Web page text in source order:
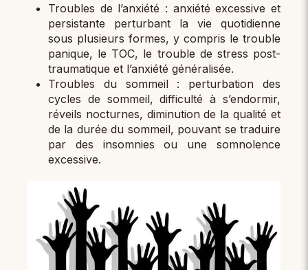
Troubles de l’anxiété : anxiété excessive et
persistante perturbant la vie quotidienne
sous plusieurs formes, y compris le trouble
panique, le TOC, le trouble de stress post-
traumatique et l’anxiété généralisée.
Troubles du sommeil : perturbation des
cycles de sommeil, difficulté à s’endormir,
réveils nocturnes, diminution de la qualité et
de la durée du sommeil, pouvant se traduire
par des insomnies ou une somnolence
excessive.